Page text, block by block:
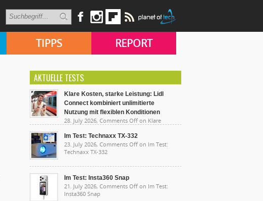
TIPPS REPORT
AKTUELLE TESTS
Klare Kosten, starke Leistung: Lidl
Connect kombiniert unlimitierte
Nutzung mit flexiblen Konditionen
28. July 2026, Comments Off on Klare
unlimitierte Nutzung mit flexiblen Konditionen
Im Test: Technaxx TX-332
23. July 2026, Comments Off on Im Test:
Technaxx TX-332
Im Test: Insta360 Snap
21. July 2026, Comments Off on Im Test:
Insta360 Snap